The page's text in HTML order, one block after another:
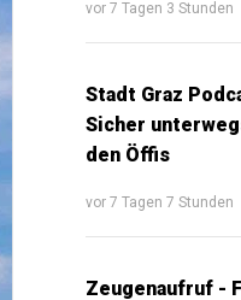
vor 7 Tagen 3 Stunden
Stadt Graz
Sicher
den Öffis
vor 7 Tagen 7 Stunden
Zeugenaufruf -